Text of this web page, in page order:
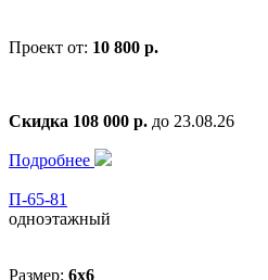
Проект от: 10 800 р.
Скидка 108 000 р. до 23.08.26
Подробнее
П-65-81
одноэтажный
Размер: 6x6